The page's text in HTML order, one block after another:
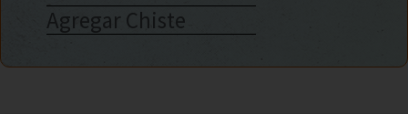
Agregar Chiste